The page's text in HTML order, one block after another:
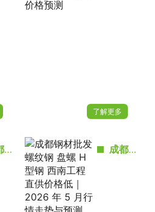
了解更多
成都钢板批发 Q235B/Q355B 现货 量大价优当日发货｜2026 年 5 月行情走势与价格预测 成都钢材批发 螺纹钢 盘螺 H型钢 西南工程直供价格低｜2026 年 5 月行情走势与预测